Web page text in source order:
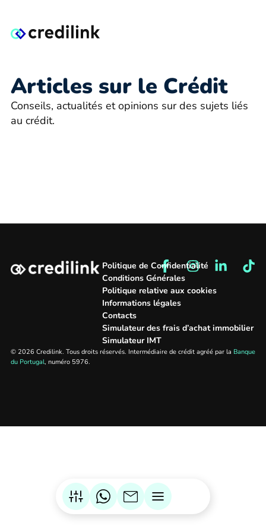
Articles sur le Crédit
Conseils, actualités et opinions sur des sujets liés
au crédit.
Politique de Confidentialité
Conditions Générales
Politique relative aux cookies
Informations légales
Contacts
Simulateur des frais d’achat immobilier
Simulateur IMT
© 2026 Credilink. Tous droits réservés. Intermédiaire de crédit agréé par la Banque
du Portugal, numéro 5976.